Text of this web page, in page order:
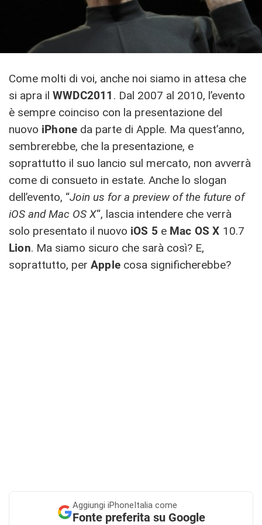
Come molti di voi, anche noi siamo in attesa che
si apra il WWDC2011 . Dal 2007 al 2010, l’evento
è sempre coinciso con la presentazione del
nuovo iPhone da parte di Apple. Ma quest’anno,
sembrerebbe, che la presentazione, e
soprattutto il suo lancio sul mercato, non avverrà
come di consueto in estate. Anche lo slogan
dell’evento, “Join us for a preview of the future of
iOS and Mac OS X“, lascia intendere che verrà
solo presentato il nuovo iOS 5 e Mac OS X 10.7
Lion. Ma siamo sicuro che sarà così? E,
soprattutto, per Apple cosa significherebbe?
Aggiungi iPhoneItalia come
Fonte preferita su Google